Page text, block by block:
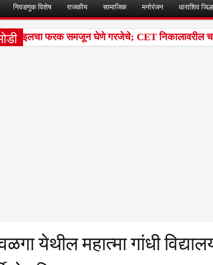
निवडणुक विशेष राजकीय सामाजिक मनोरंजन धाराशिव
फरक समजून घेणे गरजेचे; CET निकालावरील चर्चेत
येथील महात्मा गांधी